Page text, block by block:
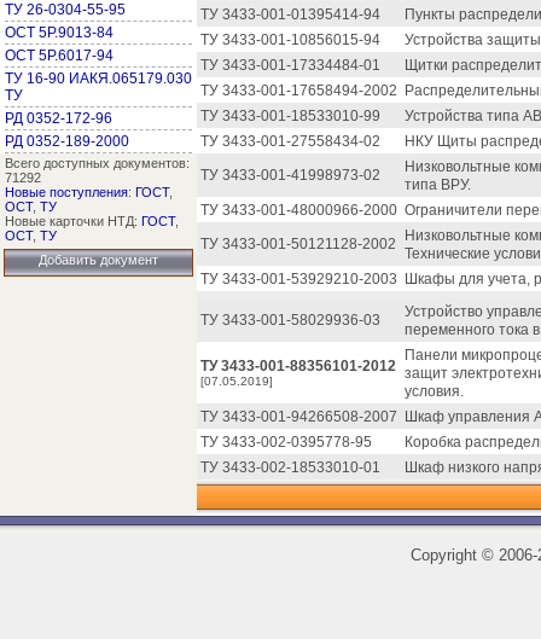
ТУ 26-0304-55-95
ОСТ 5Р.9013-84
ОСТ 5Р.6017-94
ТУ 16-90 ИАКЯ.065179.030
ТУ
РД 0352-172-96
РД 0352-189-2000
Всего доступных документов:
71292
Новые поступления: ГОСТ,
ОСТ, ТУ
Новые карточки НТД: ГОСТ,
ОСТ, ТУ
Добавить документ
ТУ 3433-001-01395414-94
Пункты
ТУ 3433-001-10856015-94
Устройства
ТУ 3433-001-17334484-01
Щитки
ТУ 3433-001-17658494-2002
ТУ 3433-001-18533010-99
Устройства типа
ТУ 3433-001-27558434-02
НКУ Щиты
ТУ 3433-001-41998973-02
Низковольтные
типа ВРУ.
ТУ 3433-001-48000966-2000 Ограничители
ТУ 3433-001-50121128-2002
Низковольтные
Технические
ТУ 3433-001-53929210-2003
Шкафы для учета,
ТУ 3433-001-58029936-03
Устройство
переменного тока
ТУ 3433-001-88356101-2012
[07.05.2019]
Панели
защит
условия.
ТУ 3433-001-94266508-2007
Шкаф управления
ТУ 3433-002-0395778-95
Коробка
ТУ 3433-002-18533010-01
Шкаф низкого
Copyright ©